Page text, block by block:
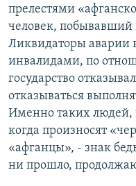
прелестями
человек, побывавший
Ликвидаторы аварии
инвалидами, по
государство
отказываться
Именно таких людей,
когда произносят
«афганцы», - знак
ни прошло,